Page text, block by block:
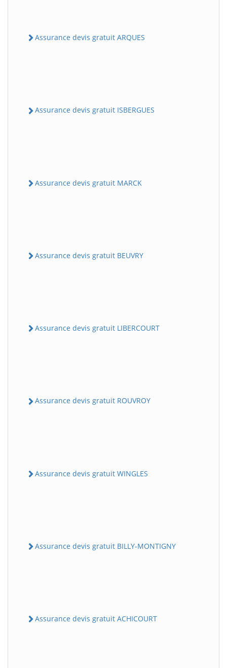
Assurance devis gratuit ARQUES
Assurance devis gratuit ISBERGUES
Assurance devis gratuit MARCK
Assurance devis gratuit BEUVRY
Assurance devis gratuit LIBERCOURT
Assurance devis gratuit ROUVROY
Assurance devis gratuit WINGLES
Assurance devis gratuit BILLY-MONTIGNY
Assurance devis gratuit ACHICOURT